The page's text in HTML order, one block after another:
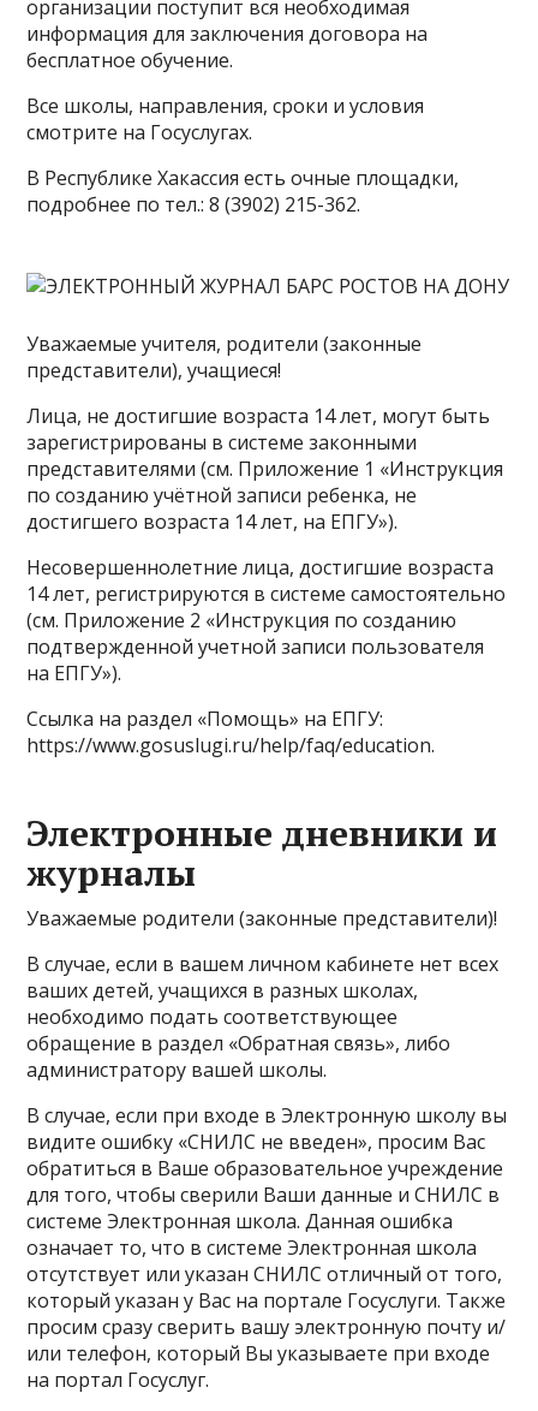
организации поступит вся необходимая
информация для заключения договора на
бесплатное обучение.
Все школы, направления, сроки и условия
смотрите на Госуслугах.
В Республике Хакассия есть очные площадки,
подробнее по тел.: 8 (3902) 215-362.
Уважаемые учителя, родители (законные
представители), учащиеся!
Лица, не достигшие возраста 14 лет, могут быть
зарегистрированы в системе законными
представителями (см. Приложение 1 «Инструкция
по созданию учётной записи ребенка, не
достигшего возраста 14 лет, на ЕПГУ»).
Несовершеннолетние лица, достигшие возраста
14 лет, регистрируются в системе самостоятельно
(см. Приложение 2 «Инструкция по созданию
подтвержденной учетной записи пользователя
на ЕПГУ»).
Ссылка на раздел «Помощь» на ЕПГУ:
https://www.gosuslugi.ru/help/faq/education.
Электронные дневники и
журналы
Уважаемые родители (законные представители)!
В случае, если в вашем личном кабинете нет всех
ваших детей, учащихся в разных школах,
необходимо подать соответствующее
обращение в раздел «Обратная связь», либо
администратору вашей школы.
В случае, если при входе в Электронную школу вы
видите ошибку «СНИЛС не введен», просим Вас
обратиться в Ваше образовательное учреждение
для того, чтобы сверили Ваши данные и СНИЛС в
системе Электронная школа. Данная ошибка
означает то, что в системе Электронная школа
отсутствует или указан СНИЛС отличный от того,
который указан у Вас на портале Госуслуги. Также
просим сразу сверить вашу электронную почту и/
или телефон, который Вы указываете при входе
на портал Госуслуг.